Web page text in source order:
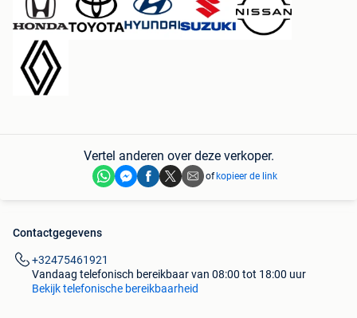
Vertel anderen over deze verkoper.
of kopieer de link
Contactgegevens
+32475461921
Vandaag telefonisch bereikbaar van 08:00 tot 18:00 uur
Bekijk telefonische bereikbaarheid